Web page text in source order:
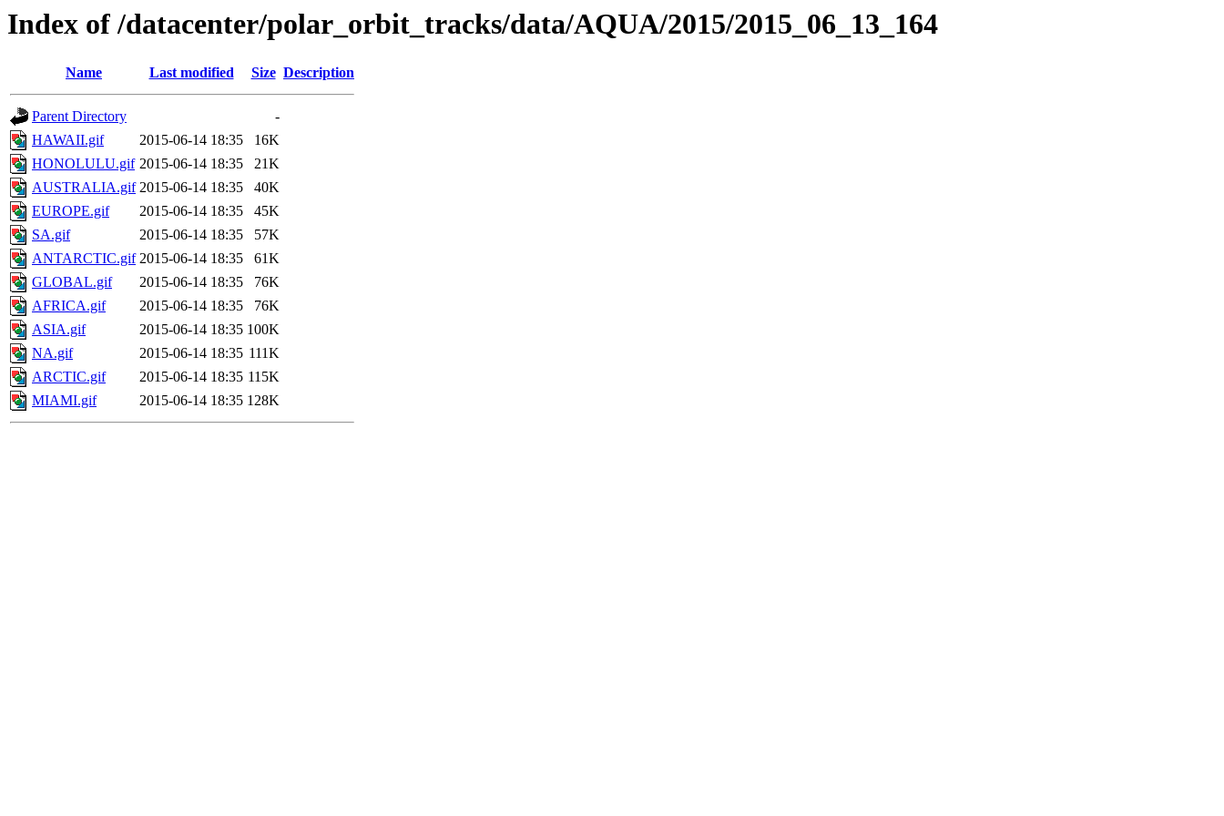
Index of /datacenter/polar_orbit_tracks/data/AQUA/2015/2015_06_13_164
Name Last modified Size Description
Parent Directory
-
HAWAII.gif
2015-06-14 18:35
16K
HONOLULU.gif 2015-06-14 18:35
21K
AUSTRALIA.gif 2015-06-14 18:35
40K
EUROPE.gif
2015-06-14 18:35
45K
SA.gif
2015-06-14 18:35
57K
ANTARCTIC.gif 2015-06-14 18:35
61K
GLOBAL.gif
2015-06-14 18:35
76K
AFRICA.gif
2015-06-14 18:35
76K
ASIA.gif
2015-06-14 18:35 100K
NA.gif
2015-06-14 18:35 111K
ARCTIC.gif
2015-06-14 18:35 115K
MIAMI.gif
2015-06-14 18:35 128K